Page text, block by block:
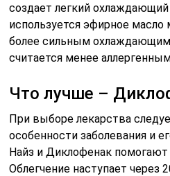
создает легкий
используется эфирное масло
более сильным
считается менее
Что лучше –
При выборе лекарства
особенности заболевания и
Найз и Диклофенак помогают
Облегчение наступает через